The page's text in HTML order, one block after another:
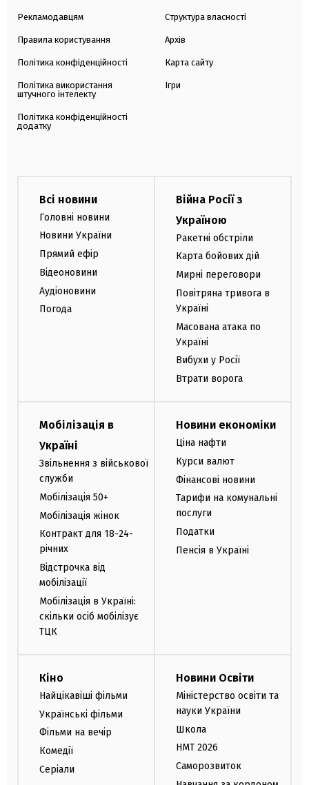
Рекламодавцям
Правила користування
Політика конфіденційності
Політика використання
штучного інтелекту
Політика конфіденційності
додатку
Структура власності
Архів
Карта сайту
Ігри
Всі новини
Головні новини
Новини України
Прямий ефір
Відеоновини
Аудіоновини
Погода
Війна Росії з
Україною
Ракетні обстріли
Карта бойових дій
Мирні переговори
Повітряна тривога в
Україні
Масована атака по
Україні
Вибухи у Росії
Втрати ворога
Мобілізація в
Україні
Звільнення з військової
служби
Мобілізація 50+
Мобілізація жінок
Контракт для 18-24-
річних
Відстрочка від
мобілізації
Мобілізація в Україні:
скільки осіб мобілізує
ТЦК
Новини економіки
Ціна нафти
Курси валют
Фінансові новини
Тарифи на комунальні
послуги
Податки
Пенсія в Україні
Кіно
Найцікавіші фільми
Українські фільми
Фільми на вечір
Комедії
Серіали
Новини Освіти
Міністерство освіти та
науки України
Школа
НМТ 2026
Саморозвиток